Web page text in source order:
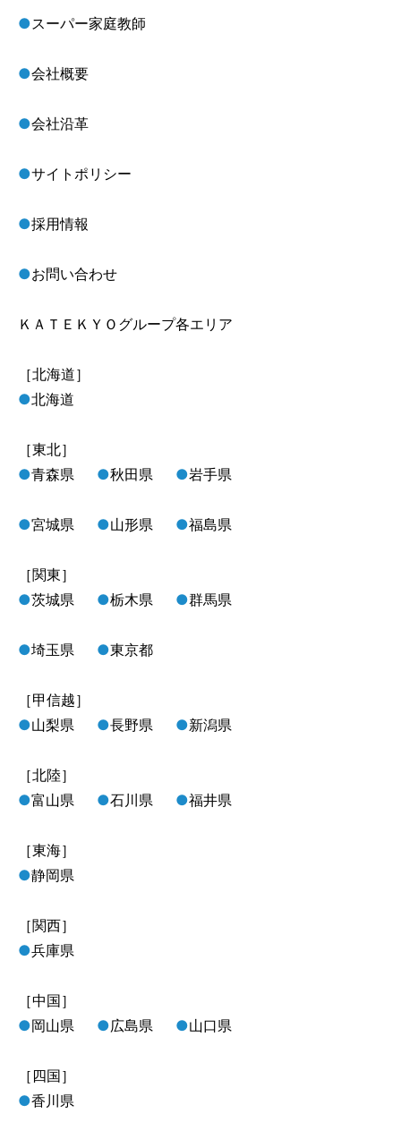
●スーパー家庭教師
●会社概要
●会社沿革
●サイトポリシー
●採用情報
●お問い合わせ
ＫＡＴＥＫＹＯグループ各エリア
［北海道］
●北海道
［東北］
●青森県 ●秋田県 ●岩手県
●宮城県 ●山形県 ●福島県
［関東］
●茨城県 ●栃木県 ●群馬県
●埼玉県 ●東京都
［甲信越］
●山梨県 ●長野県 ●新潟県
［北陸］
●富山県 ●石川県 ●福井県
［東海］
●静岡県
［関西］
●兵庫県
［中国］
●岡山県 ●広島県 ●山口県
［四国］
●香川県